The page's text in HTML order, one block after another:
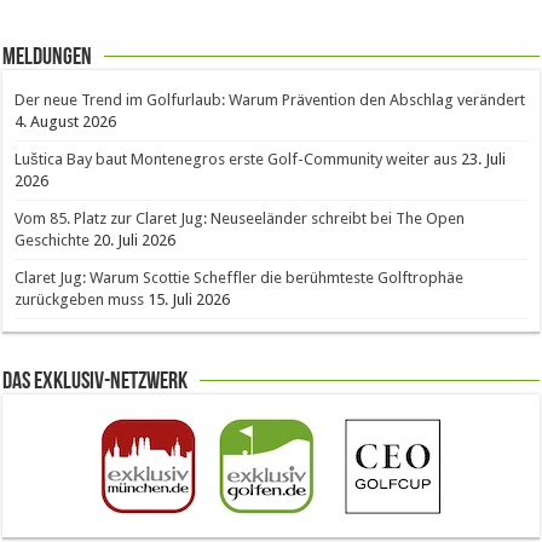
Meldungen
Der neue Trend im Golfurlaub: Warum Prävention den Abschlag verändert
4. August 2026
Luštica Bay baut Montenegros erste Golf-Community weiter aus 23. Juli
2026
Vom 85. Platz zur Claret Jug: Neuseeländer schreibt bei The Open
Geschichte 20. Juli 2026
Claret Jug: Warum Scottie Scheffler die berühmteste Golftrophäe
zurückgeben muss 15. Juli 2026
Das Exklusiv-Netzwerk